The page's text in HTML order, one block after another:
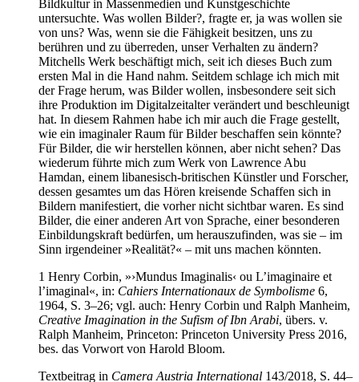
Bildkultur in Massenmedien und Kunstgeschichte
untersuchte. Was wollen Bilder?, fragte er, ja was wollen sie
von uns? Was, wenn sie die Fähigkeit besitzen, uns zu
berühren und zu überreden, unser Verhalten zu ändern?
Mitchells Werk beschäftigt mich, seit ich dieses Buch zum
ersten Mal in die Hand nahm. Seitdem schlage ich mich mit
der Frage herum, was Bilder wollen, insbesondere seit sich
ihre Produktion im Digitalzeitalter verändert und beschleunigt
hat. In diesem Rahmen habe ich mir auch die Frage gestellt,
wie ein imaginaler Raum für Bilder beschaffen sein könnte?
Für Bilder, die wir herstellen können, aber nicht sehen? Das
wiederum führte mich zum Werk von Lawrence Abu
Hamdan, einem libanesisch-britischen Künstler und Forscher,
dessen gesamtes um das Hören kreisende Schaffen sich in
Bildern manifestiert, die vorher nicht sichtbar waren. Es sind
Bilder, die einer anderen Art von Sprache, einer besonderen
Einbildungskraft bedürfen, um herauszufinden, was sie – im
Sinn irgendeiner »Realität?« – mit uns machen könnten.
1 Henry Corbin, »›Mundus Imaginalis‹ ou L’imaginaire et
l’imaginal«, in: Cahiers Internationaux de Symbolisme 6,
1964, S. 3–26; vgl. auch: Henry Corbin und Ralph Manheim,
Creative Imagination in the Sufism of Ibn Arabi, übers. v.
Ralph Manheim, Princeton: Princeton University Press 2016,
bes. das Vorwort von Harold Bloom.
Textbeitrag in Camera Austria International 143/2018, S. 44–